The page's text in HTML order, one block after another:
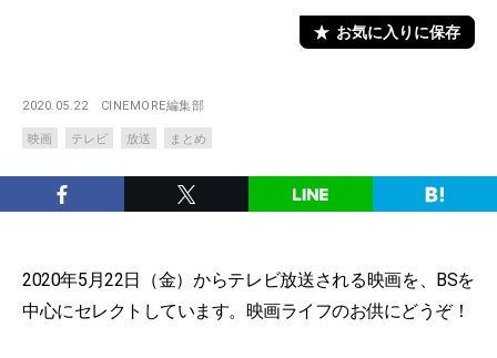
お気に入りに保存
2020.05.22 CINEMORE編集部
映画 テレビ 放送 まとめ
2020年5月22日（金）からテレビ放送される映画を、BSを
中心にセレクトしています。映画ライフのお供にどうぞ！